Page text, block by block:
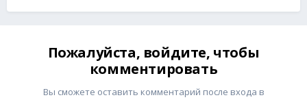
Пожалуйста, войдите, чтобы
комментировать
Вы сможете оставить комментарий после входа в